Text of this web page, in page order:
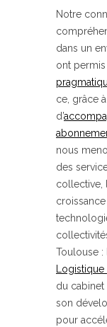
Notre
dans un
ont
ce, grâce
d’
nous
des
collective,
Toulouse :
Logistique
du
son
pour